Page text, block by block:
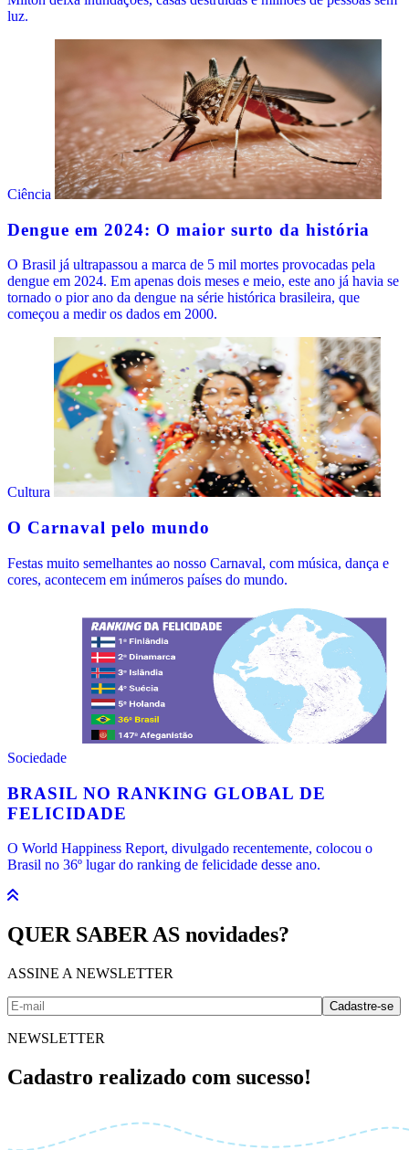
luz.
Ciência
Dengue em 2024: O maior surto da história
O Brasil já ultrapassou a marca de 5 mil mortes provocadas pela
dengue em 2024. Em apenas dois meses e meio, este ano já havia se
tornado o pior ano da dengue na série histórica brasileira, que
começou a medir os dados em 2000.
Cultura
O Carnaval pelo mundo
Festas muito semelhantes ao nosso Carnaval, com música, dança e
cores, acontecem em inúmeros países do mundo.
Sociedade
BRASIL NO RANKING GLOBAL DE
FELICIDADE
O World Happiness Report, divulgado recentemente, colocou o
Brasil no 36º lugar do ranking de felicidade desse ano.
QUER SABER AS novidades?
ASSINE A NEWSLETTER
Cadastre-se
NEWSLETTER
Cadastro realizado com sucesso!